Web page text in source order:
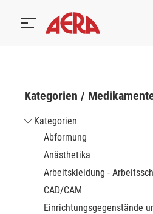
Kategorien /
Kategorien
Abformung
Anästhetika
Arbeitskleidung -
CAD/CAM
Einrichtungsgegenstände